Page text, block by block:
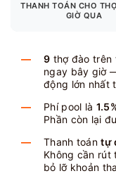
THANH TOÁN CHO
GIỜ QUA
9 thợ đào trên
ngay bây giờ
động lớn nhất
Phí pool là
Phần còn lại
Thanh toántự
Không cần rút
bỏ lỡ khoản